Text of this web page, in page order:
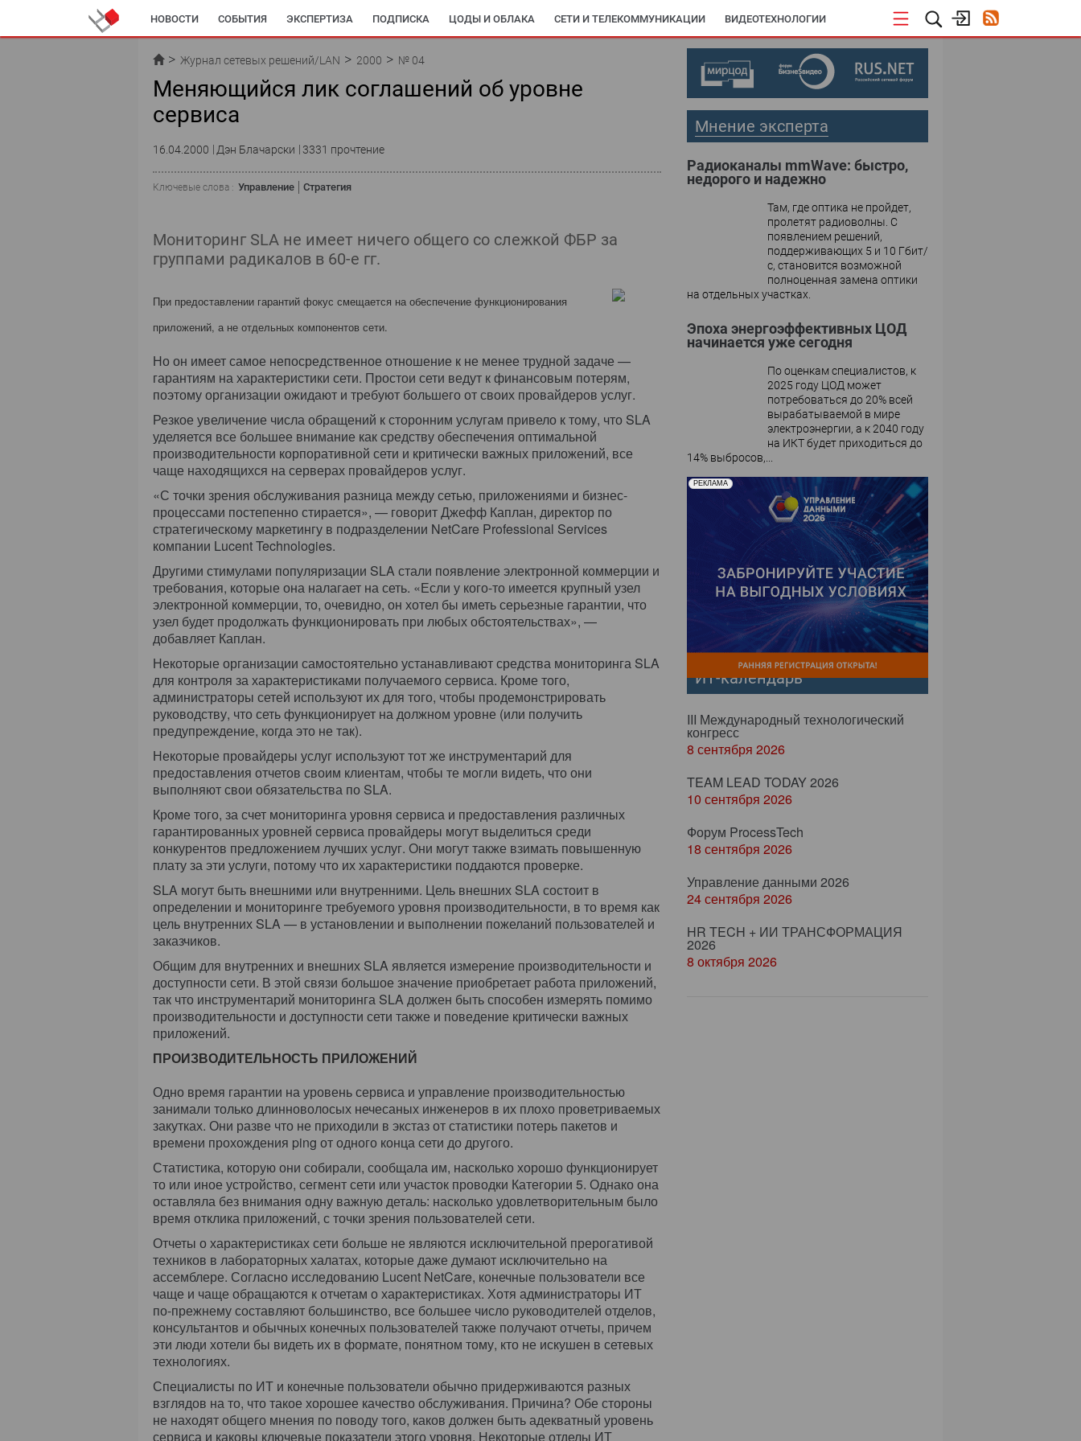
НОВОСТИ СОБЫТИЯ ЭКСПЕРТИЗА ПОДПИСКА ЦОДЫ И ОБЛАКА СЕТИ И ТЕЛЕКОММУНИКАЦИИ ВИДЕОТЕХНОЛОГИИ
Журнал сетевых решений/LAN 2000 № 04
Меняющийся лик соглашений об уровне
сервиса
16.04.2000 Дэн Блачарски 3331 прочтение
Ключевые слова : Управление Стратегия
Мониторинг SLA не имеет ничего общего со слежкой ФБР за
группами радикалов в 60-е гг.
При предоставлении гарантий фокус смещается на обеспечение функционирования
приложений, а не отдельных компонентов сети.
Но он имеет самое непосредственное отношение к не менее трудной задаче —
гарантиям на характеристики сети. Простои сети ведут к финансовым потерям,
поэтому организации ожидают и требуют большего от своих провайдеров услуг.
Резкое увеличение числа обращений к сторонним услугам привело к тому, что SLA
уделяется все большее внимание как средству обеспечения оптимальной
производительности корпоративной сети и критически важных приложений, все
чаще находящихся на серверах провайдеров услуг.
«С точки зрения обслуживания разница между сетью, приложениями и бизнес-
процессами постепенно стирается», — говорит Джефф Каплан, директор по
стратегическому маркетингу в подразделении NetCare Professional Services
компании Lucent Technologies.
Другими стимулами популяризации SLA стали появление электронной коммерции и
требования, которые она налагает на сеть. «Если у кого-то имеется крупный узел
электронной коммерции, то, очевидно, он хотел бы иметь серьезные гарантии, что
узел будет продолжать функционировать при любых обстоятельствах», —
добавляет Каплан.
Некоторые организации самостоятельно устанавливают средства мониторинга SLA
для контроля за характеристиками получаемого сервиса. Кроме того,
администраторы сетей используют их для того, чтобы продемонстрировать
руководству, что сеть функционирует на должном уровне (или получить
предупреждение, когда это не так).
Некоторые провайдеры услуг используют тот же инструментарий для
предоставления отчетов своим клиентам, чтобы те могли видеть, что они
выполняют свои обязательства по SLA.
Кроме того, за счет мониторинга уровня сервиса и предоставления различных
гарантированных уровней сервиса провайдеры могут выделиться среди
конкурентов предложением лучших услуг. Они могут также взимать повышенную
плату за эти услуги, потому что их характеристики поддаются проверке.
SLA могут быть внешними или внутренними. Цель внешних SLA состоит в
определении и мониторинге требуемого уровня производительности, в то время как
цель внутренних SLA — в установлении и выполнении пожеланий пользователей и
заказчиков.
Общим для внутренних и внешних SLA является измерение производительности и
доступности сети. В этой связи большое значение приобретает работа приложений,
так что инструментарий мониторинга SLA должен быть способен измерять помимо
производительности и доступности сети также и поведение критически важных
приложений.
ПРОИЗВОДИТЕЛЬНОСТЬ ПРИЛОЖЕНИЙ
Одно время гарантии на уровень сервиса и управление производительностью
занимали только длинноволосых нечесаных инженеров в их плохо проветриваемых
закутках. Они разве что не приходили в экстаз от статистики потерь пакетов и
времени прохождения ping от одного конца сети до другого.
Статистика, которую они собирали, сообщала им, насколько хорошо функционирует
то или иное устройство, сегмент сети или участок проводки Категории 5. Однако она
оставляла без внимания одну важную деталь: насколько удовлетворительным было
время отклика приложений, с точки зрения пользователей сети.
Отчеты о характеристиках сети больше не являются исключительной прерогативой
техников в лабораторных халатах, которые даже думают исключительно на
ассемблере. Согласно исследованию Lucent NetCare, конечные пользователи все
чаще и чаще обращаются к отчетам о характеристиках. Хотя администраторы ИТ
по-прежнему составляют большинство, все большее число руководителей отделов,
консультантов и обычных конечных пользователей также получают отчеты, причем
эти люди хотели бы видеть их в формате, понятном тому, кто не искушен в сетевых
технологиях.
Специалисты по ИТ и конечные пользователи обычно придерживаются разных
взглядов на то, что такое хорошее качество обслуживания. Причина? Обе стороны
не находят общего мнения по поводу того, каков должен быть адекватный уровень
сервиса и каковы ключевые показатели этого уровня. Некоторые отделы ИТ
Мнение эксперта
Радиоканалы mmWave: быстро,
недорого и надежно
Там, где оптика не пройдет,
пролетят радиоволны. С
появлением решений,
поддерживающих 5 и 10 Гбит/
с, становится возможной
полноценная замена оптики
на отдельных участках.
Эпоха энергоэффективных ЦОД
начинается уже сегодня
По оценкам специалистов, к
2025 году ЦОД может
потребоваться до 20% всей
вырабатываемой в мире
электроэнергии, а к 2040 году
на ИКТ будет приходиться до
14% выбросов,...
РЕКЛАМА
ИТ-календарь
III Международный технологический
конгресс
8 сентября 2026
TEAM LEAD TODAY 2026
10 сентября 2026
Форум ProcessTech
18 сентября 2026
Управление данными 2026
24 сентября 2026
HR TECH + ИИ ТРАНСФОРМАЦИЯ
2026
8 октября 2026